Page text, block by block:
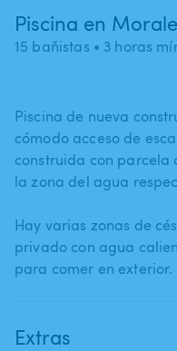
Piscina en
15 bañistas • 3 horas
Piscina de nueva
cómodo acceso de
construida con parcela
la zona del agua
Hay varias zonas de
privado con agua
para comer en
Extras